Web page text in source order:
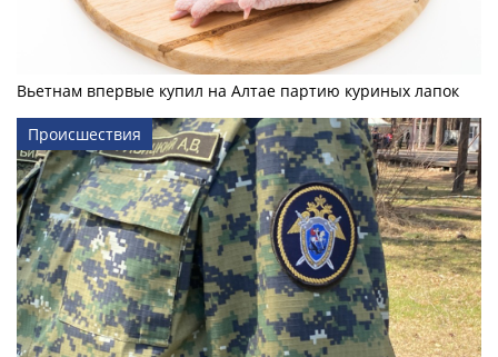
Вьетнам впервые купил на Алтае партию куриных лапок
Происшествия